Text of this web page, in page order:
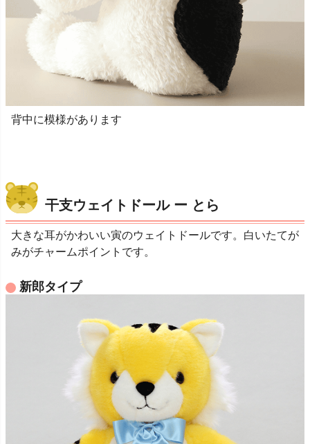
背中に模様があります
干支ウェイトドール ー とら
大きな耳がかわいい寅のウェイトドールです。白いたてが
みがチャームポイントです。
新郎タイプ